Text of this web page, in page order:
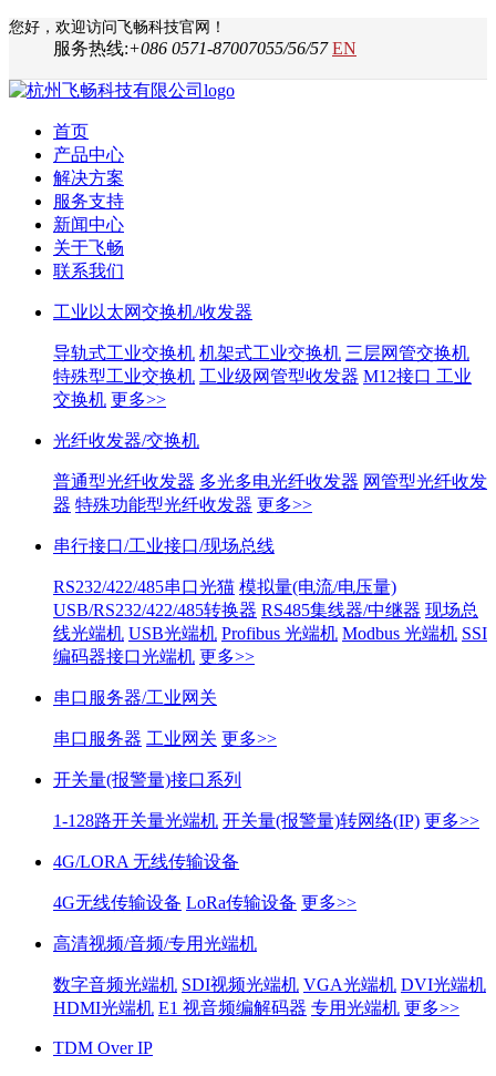
您好，欢迎访问飞畅科技官网！
服务热线:+086 0571-87007055/56/57 EN
首页
产品中心
解决方案
服务支持
新闻中心
关于飞畅
联系我们
工业以太网交换机/收发器
导轨式工业交换机 机架式工业交换机 三层网管交换机
特殊型工业交换机 工业级网管型收发器 M12接口 工业
交换机 更多>>
光纤收发器/交换机
普通型光纤收发器 多光多电光纤收发器 网管型光纤收发
器 特殊功能型光纤收发器 更多>>
串行接口/工业接口/现场总线
RS232/422/485串口光猫 模拟量(电流/电压量)
USB/RS232/422/485转换器 RS485集线器/中继器 现场总
线光端机 USB光端机 Profibus 光端机 Modbus 光端机 SSI
编码器接口光端机 更多>>
串口服务器/工业网关
串口服务器 工业网关 更多>>
开关量(报警量)接口系列
1-128路开关量光端机 开关量(报警量)转网络(IP) 更多>>
4G/LORA 无线传输设备
4G无线传输设备 LoRa传输设备 更多>>
高清视频/音频/专用光端机
数字音频光端机 SDI视频光端机 VGA光端机 DVI光端机
HDMI光端机 E1 视音频编解码器 专用光端机 更多>>
TDM Over IP